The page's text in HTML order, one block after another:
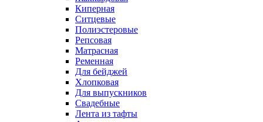
Киперная
Ситцевые
Полиэстеровые
Репсовая
Матрасная
Ременная
Для бейджей
Хлопковая
Для выпускников
Свадебные
Лента из тафты